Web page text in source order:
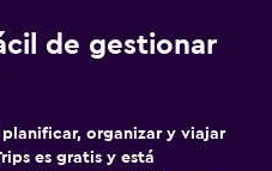
de gestionar
planificar, organizar y viajar
es gratis y está